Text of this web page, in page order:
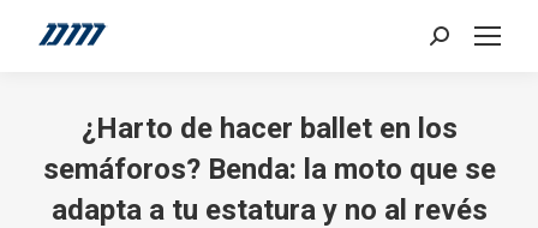
Search:
¿Harto de hacer ballet en los
semáforos? Benda: la moto que se
adapta a tu estatura y no al revés